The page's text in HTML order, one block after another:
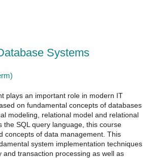
Systems
plays an important role in modern IT
on fundamental concepts of databases
modeling, relational model and relational
the SQL query language, this course
concepts of data management. This
system implementation techniques
and transaction processing as well as